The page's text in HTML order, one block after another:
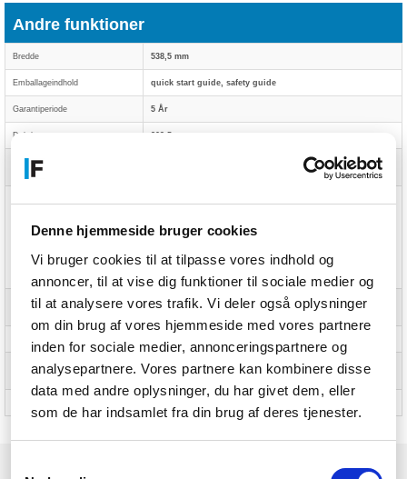
Denne hjemmeside bruger cookies
Vi bruger cookies til at tilpasse vores indhold og
annoncer, til at vise dig funktioner til sociale medier og
til at analysere vores trafik. Vi deler også oplysninger
om din brug af vores hjemmeside med vores partnere
inden for sociale medier, annonceringspartnere og
analysepartnere. Vores partnere kan kombinere disse
data med andre oplysninger, du har givet dem, eller
som de har indsamlet fra din brug af deres tjenester.
Andre funktioner
Bredde 538,5 mm
Emballageindhold quick start guide, safety guide
Garantiperiode 5 År
Dybde 209,5 mm
Kontrolpanel
Power, Menu, Adjustment/ Volume, Adjustment/ Shortcut,
OSD V. position, OSD rotate, OSD time), language, recall,
opening logo, RGB range), miscellaneous 2 (USB BC,
MST, USB, LED, display information, MAC address), input
select, audio settings (volume, mute)
Compliance-certifikater
CE, EAC, PSE, REACH, RoHS, TÜV mark, UKCA, VCCI,
Fabriksgaranti
5 years (for details and eligible countries please check the
Warranty section of our website)